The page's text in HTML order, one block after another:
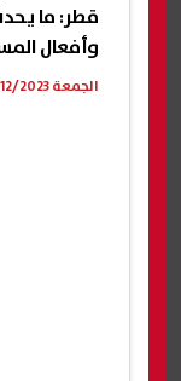
قطر: ما
وأفعال
الجمعة 15/12/2023 07:46 م